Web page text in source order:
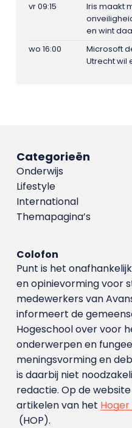
vr 09:15
Iris maakt
en wint
wo 16:00
Microsoft
Utrecht wil
Categorieën
Onderwijs
Lifestyle
International
Themapagina’s
Colofon
Punt is het
en opinievorming voor
medewerkers van
informeert de
Hogeschool over voor
onderwerpen en
meningsvorming en
is daarbij niet
redactie. Op de
artikelen van het
(HOP).